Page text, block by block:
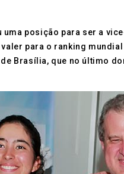
posição para ser a
valer para o ranking
Brasília, que no último